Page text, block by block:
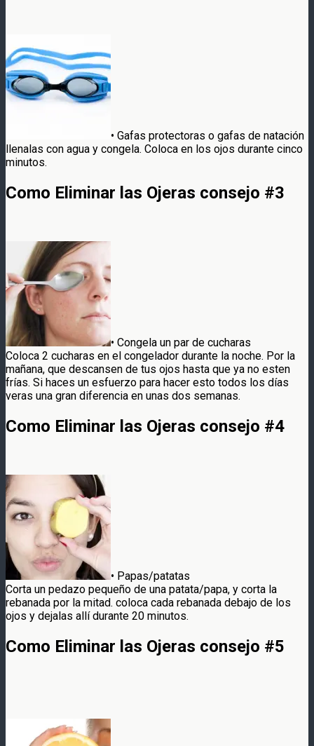
• Gafas protectoras o gafas de natación
llenalas con agua y congela. Coloca en los ojos durante cinco
minutos.
Como Eliminar las Ojeras consejo #3
• Congela un par de cucharas
Coloca 2 cucharas en el congelador durante la noche. Por la
mañana, que descansen de tus ojos hasta que ya no esten
frías. Si haces un esfuerzo para hacer esto todos los días
veras una gran diferencia en unas dos semanas.
Como Eliminar las Ojeras consejo #4
• Papas/patatas
Corta un pedazo pequeño de una patata/papa, y corta la
rebanada por la mitad. coloca cada rebanada debajo de los
ojos y dejalas allí durante 20 minutos.
Como Eliminar las Ojeras consejo #5